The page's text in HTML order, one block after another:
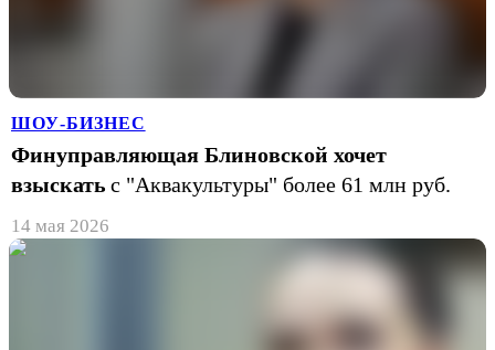
ШОУ-БИЗНЕС
Финуправляющая Блиновской хочет
взыскать с "Аквакультуры" более 61 млн руб.
14 мая 2026